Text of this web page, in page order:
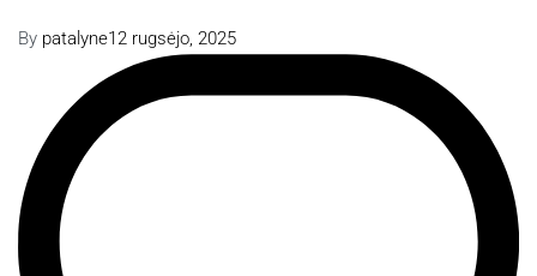
By patalyne12 rugsėjo, 2025